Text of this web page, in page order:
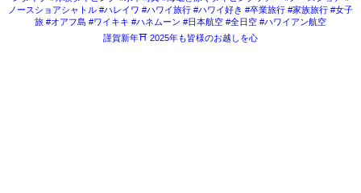
謹賀新年⛩ 2025年も皆様のお越しを心